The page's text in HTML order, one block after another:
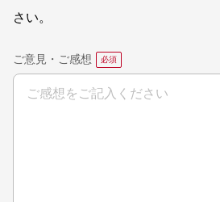
さい。
ご意見・ご感想